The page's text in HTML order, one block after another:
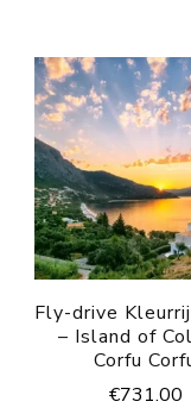
Fly-drive
– Island of
Corfu
€731.00